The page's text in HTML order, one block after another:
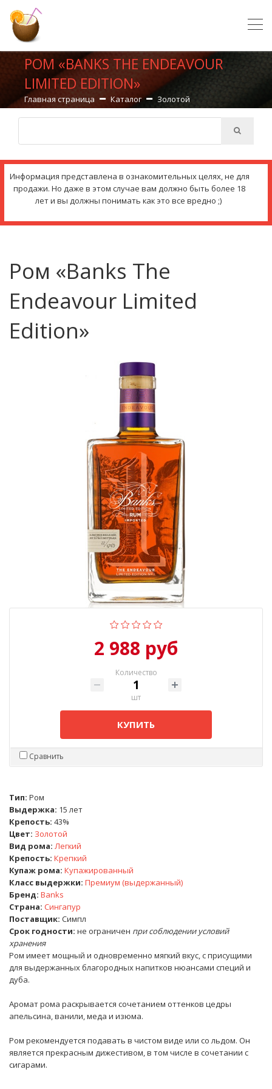
РОМ «BANKS THE ENDEAVOUR
LIMITED EDITION»
Главная страница Каталог Золотой
Информация представлена в ознакомительных целях, не для
продажи. Но даже в этом случае вам должно быть более 18
лет и вы должны понимать как это все вредно ;)
Ром «Banks The
Endeavour Limited
Edition»
2 988 руб
Количество
шт
КУПИТЬ
Сравнить
Тип: Ром
Выдержка: 15 лет
Крепость: 43%
Цвет: Золотой
Вид рома: Легкий
Крепость: Крепкий
Купаж рома: Купажированный
Класс выдержки: Премиум (выдержанный)
Бренд: Banks
Страна: Сингапур
Поставщик: Симпл
Срок годности: не ограничен при соблюдении условий
хранения
Ром имеет мощный и одновременно мягкий вкус, с присущими
для выдержанных благородных напитков нюансами специй и
дуба.
Аромат рома раскрывается сочетанием оттенков цедры
апельсина, ванили, меда и изюма.
Ром рекомендуется подавать в чистом виде или со льдом. Он
является прекрасным дижестивом, в том числе в сочетании с
сигарами.